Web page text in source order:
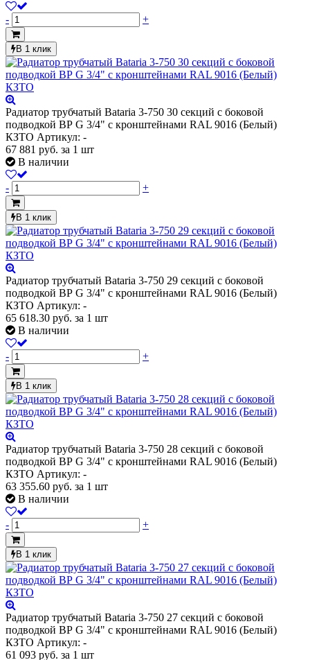
- +
В 1 клик
Радиатор трубчатый Bataria 3-750 30 секций с боковой
подводкой ВР G 3/4" с кронштейнами RAL 9016 (Белый)
КЗТО Артикул: -
67 881 руб. за 1 шт
В наличии
- +
В 1 клик
Радиатор трубчатый Bataria 3-750 29 секций с боковой
подводкой ВР G 3/4" с кронштейнами RAL 9016 (Белый)
КЗТО Артикул: -
65 618.30 руб. за 1 шт
В наличии
- +
В 1 клик
Радиатор трубчатый Bataria 3-750 28 секций с боковой
подводкой ВР G 3/4" с кронштейнами RAL 9016 (Белый)
КЗТО Артикул: -
63 355.60 руб. за 1 шт
В наличии
- +
В 1 клик
Радиатор трубчатый Bataria 3-750 27 секций с боковой
подводкой ВР G 3/4" с кронштейнами RAL 9016 (Белый)
КЗТО Артикул: -
61 093 руб. за 1 шт